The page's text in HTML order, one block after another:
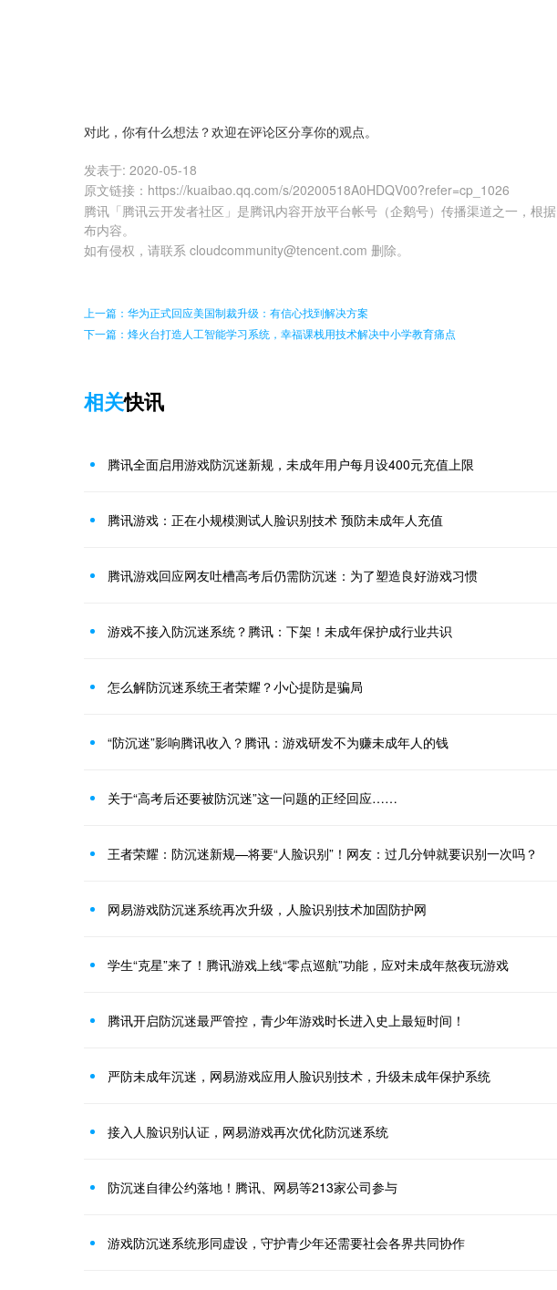
对此，你有什么想法？欢迎在评论区分享你的观点。
发表于: 2020-05-18
原文链接 ： https://kuaibao.qq.com/s/20200518A0HDQV00?refer=cp_1026
腾讯「腾讯云开发者社区」是腾讯内容开放平台帐号（企鹅号）传播渠道之一，根据
布内容。
如有侵权，请联系 cloudcommunity@tencent.com 删除。
上一篇：华为正式回应美国制裁升级：有信心找到解决方案
下一篇：烽火台打造人工智能学习系统，幸福课栈用技术解决中小学教育痛点
相关快讯
腾讯全面启用游戏防沉迷新规，未成年用户每月设400元充值上限
腾讯游戏：正在小规模测试人脸识别技术 预防未成年人充值
腾讯游戏回应网友吐槽高考后仍需防沉迷：为了塑造良好游戏习惯
游戏不接入防沉迷系统？腾讯：下架！未成年保护成行业共识
怎么解防沉迷系统王者荣耀？小心提防是骗局
“防沉迷”影响腾讯收入？腾讯：游戏研发不为赚未成年人的钱
关于“高考后还要被防沉迷”这一问题的正经回应……
王者荣耀：防沉迷新规—将要“人脸识别”！网友：过几分钟就要识别一次吗？
网易游戏防沉迷系统再次升级，人脸识别技术加固防护网
学生“克星”来了！腾讯游戏上线“零点巡航”功能，应对未成年熬夜玩游戏
腾讯开启防沉迷最严管控，青少年游戏时长进入史上最短时间！
严防未成年沉迷，网易游戏应用人脸识别技术，升级未成年保护系统
接入人脸识别认证，网易游戏再次优化防沉迷系统
防沉迷自律公约落地！腾讯、网易等213家公司参与
游戏防沉迷系统形同虚设，守护青少年还需要社会各界共同协作